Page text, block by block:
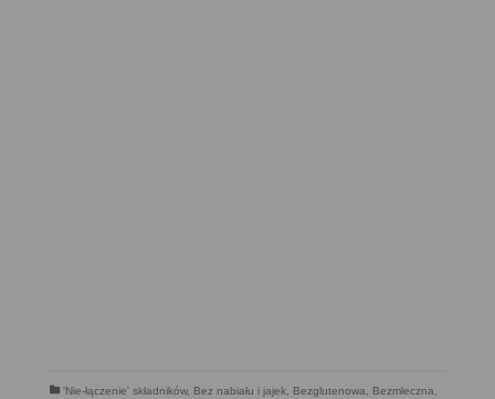
'Nie-łączenie' składników, Bez nabiału i jajek Bezglutenowa Bezmleczna